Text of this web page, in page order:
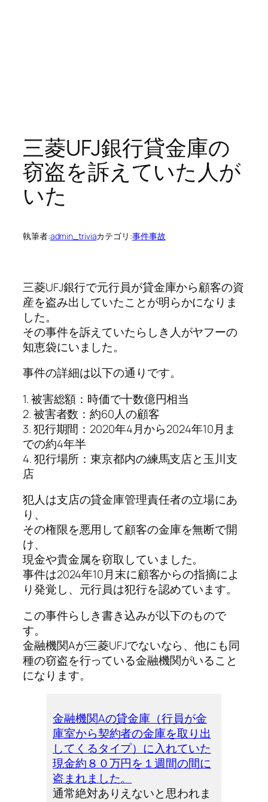
三菱UFJ銀行貸金庫の
窃盗を訴えていた人が
いた
執筆者:admin_triviaカテゴリ:事件事故
三菱UFJ銀行で元行員が貸金庫から顧客の資
産を盗み出していたことが明らかになりま
した。
その事件を訴えていたらしき人がヤフーの
知恵袋にいました。
事件の詳細は以下の通りです。
1. 被害総額：時価で十数億円相当
2. 被害者数：約60人の顧客
3. 犯行期間：2020年4月から2024年10月ま
での約4年半
4. 犯行場所：東京都内の練馬支店と玉川支
店
犯人は支店の貸金庫管理責任者の立場にあ
り、
その権限を悪用して顧客の金庫を無断で開
け、
現金や貴金属を窃取していました。
事件は2024年10月末に顧客からの指摘によ
り発覚し、元行員は犯行を認めています。
この事件らしき書き込みが以下のもので
す。
金融機関Aが三菱UFJでないなら、他にも同
種の窃盗を行っている金融機関がいること
になります。
金融機関Aの貸金庫（行員が金
庫室から契約者の金庫を取り出
してくるタイプ）に入れていた
現金約８０万円を１週間の間に
盗まれました。
通常絶対ありえないと思われま